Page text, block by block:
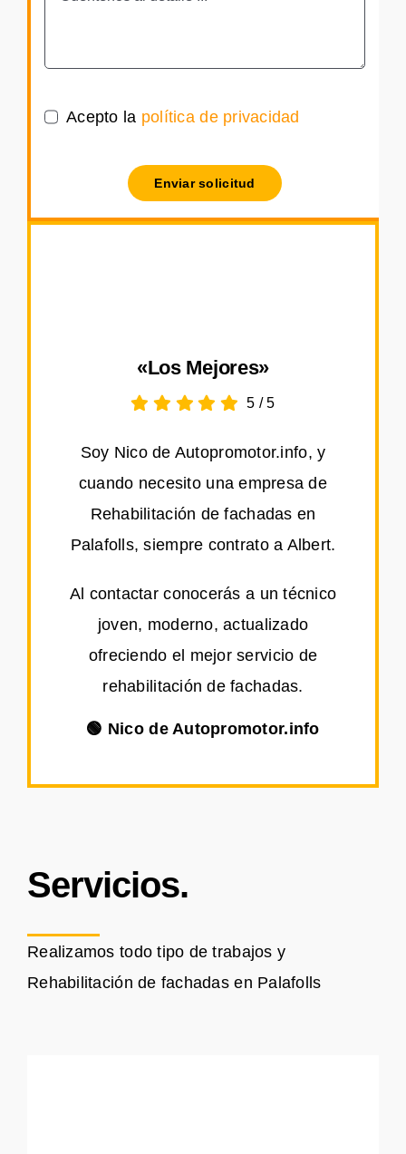
Acepto la política de privacidad
Enviar solicitud
«Los Mejores»
5 /5
Soy Nico de Autopromotor.info, y
cuando necesito una empresa de
Rehabilitación de fachadas en
Palafolls, siempre contrato a Albert.
Al contactar conocerás a un técnico
joven, moderno, actualizado
ofreciendo el mejor servicio de
rehabilitación de fachadas.
🟢 Nico de Autopromotor.info
Servicios.
Realizamos todo tipo de trabajos y
Rehabilitación de fachadas en Palafolls